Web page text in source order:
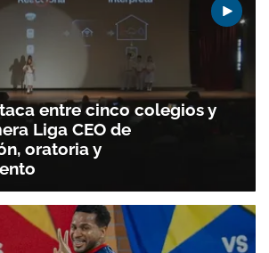
entre cinco colegios y
Liga CEO de
oratoria y